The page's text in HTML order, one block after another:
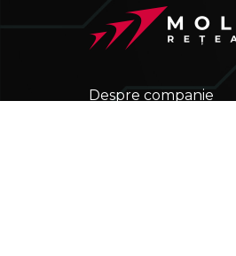
Despre companie